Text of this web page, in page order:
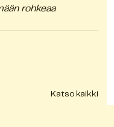
rohkeaa
Katso kaikki